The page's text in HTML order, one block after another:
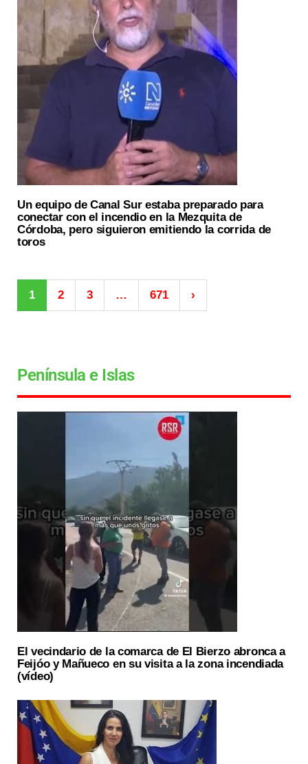
Un equipo de Canal Sur estaba preparado para
conectar con el incendio en la Mezquita de
Córdoba, pero siguieron emitiendo la corrida de
toros
1 2 3 … 671 ›
Península e Islas
El vecindario de la comarca de El Bierzo abronca a
Feijóo y Mañueco en su visita a la zona incendiada
(vídeo)